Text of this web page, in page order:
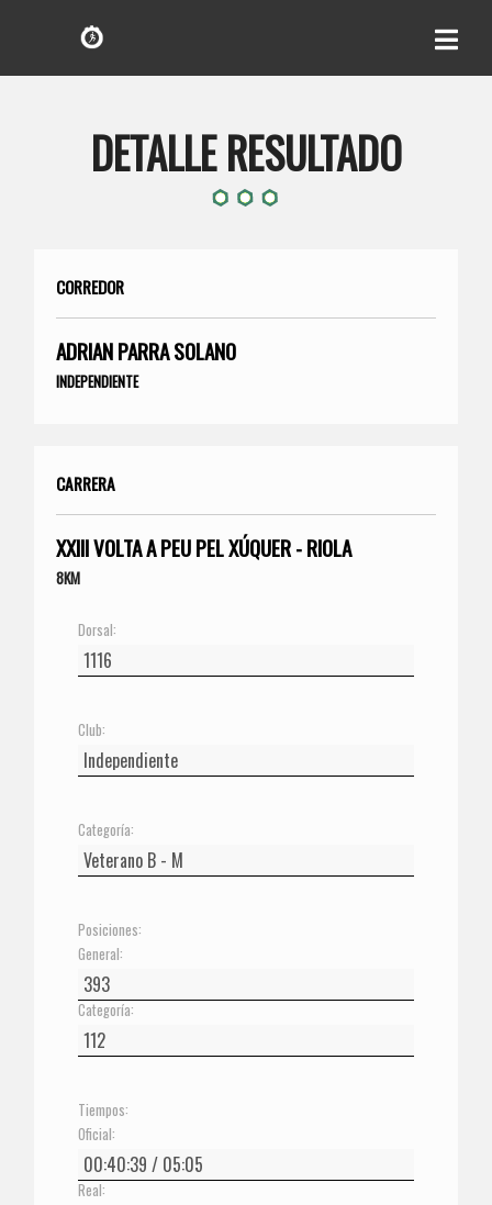
DETALLE RESULTADO
CORREDOR
ADRIAN PARRA SOLANO
INDEPENDIENTE
CARRERA
XXIII VOLTA A PEU PEL XÚQUER - RIOLA
8KM
Dorsal:
Club:
Categoría:
Posiciones:
General:
Categoría:
Tiempos:
Oficial:
Real: